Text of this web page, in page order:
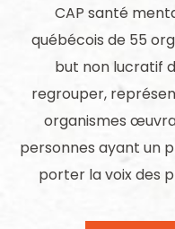
CAP santé
québécois de 55
but non lucratif
regrouper,
organismes
personnes ayant un
porter la voix des